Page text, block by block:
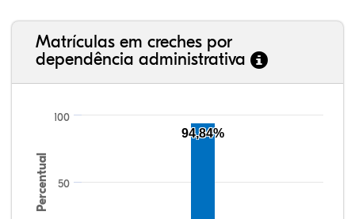
Matrículas em creches por
dependência administrativa
Percentual 50
100
94,84%